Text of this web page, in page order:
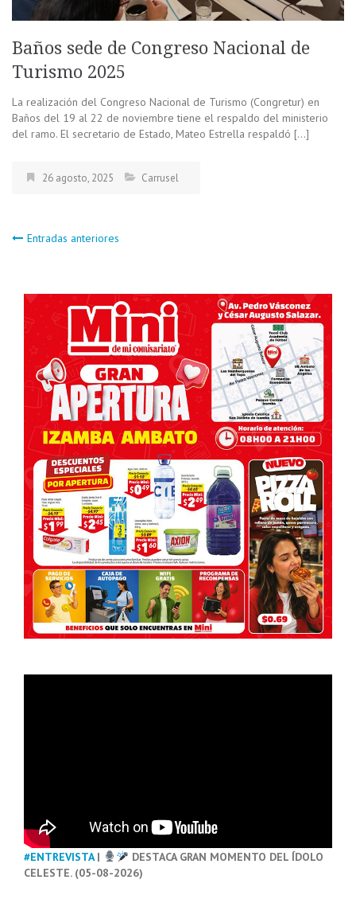
Baños sede de Congreso Nacional de
Turismo 2025
La realización del Congreso Nacional de Turismo (Congretur) en
Baños del 19 al 22 de noviembre tiene el respaldo del ministerio
del ramo. El secretario de Estado, Mateo Estrella respaldó […]
26 agosto, 2025 Carrusel
Navegación
de
entradas
Entradas anteriores
#ENTREVISTA|
DESTACA GRAN MOMENTO DEL ÍDOLO
CELESTE. (05-08-2026)